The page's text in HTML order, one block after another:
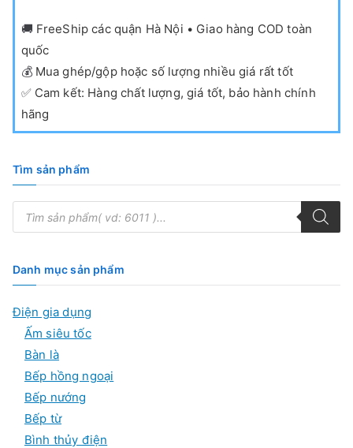
🚚 FreeShip các quận Hà Nội • Giao hàng COD toàn
quốc
💰 Mua ghép/gộp hoặc số lượng nhiều giá rất tốt
✅ Cam kết: Hàng chất lượng, giá tốt, bảo hành chính
hãng
Tìm sản phẩm
T
m
ế
m
s
n
Danh mục sản phẩm
Điện gia dụng
Ấm siêu tốc
Bàn là
Bếp hồng ngoại
Bếp nướng
Bếp từ
Bình thủy điện